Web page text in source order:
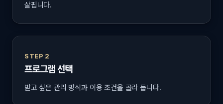
살핍니다.
STEP 2
프로그램 선택
받고 싶은 관리 방식과 이용 조건을 골라 둡니다.